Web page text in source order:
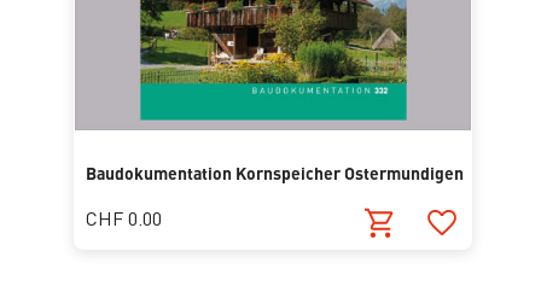
Baudokumentation Kornspeicher Ostermundigen
CHF 0.00